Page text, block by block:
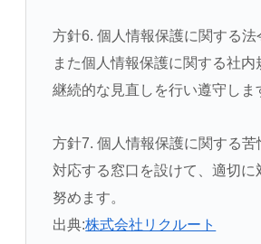
方針6. 個人情報保護に関する法
また個人情報保護に関する社内
継続的な見直しを行い遵守しま
方針7. 個人情報保護に関する苦
対応する窓口を設けて、適切に
努めます。
出典:株式会社リクルート